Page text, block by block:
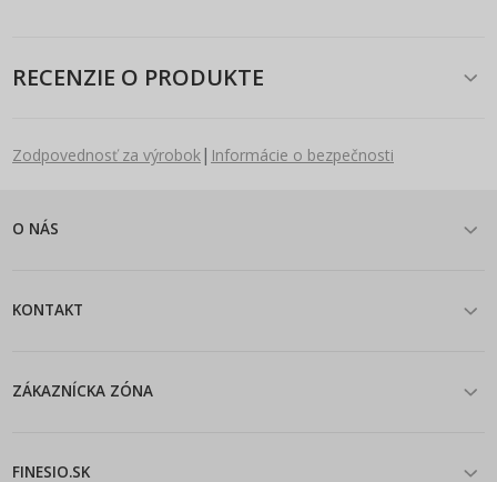
RECENZIE O PRODUKTE
Zodpovednosť za výrobok| Informácie o bezpečnosti
O NÁS
KONTAKT
ZÁKAZNÍCKA ZÓNA
FINESIO.SK